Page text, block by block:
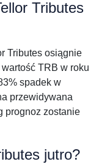
Tributes
Tributes osiągnie
TRB w roku
spadek w
przewidywana
prognoz zostanie
jutro?